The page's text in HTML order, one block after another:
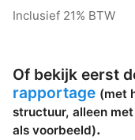
Inclusief 21% BTW
Of bekijk eerst
rapportage (met
structuur, alleen
als voorbeeld).